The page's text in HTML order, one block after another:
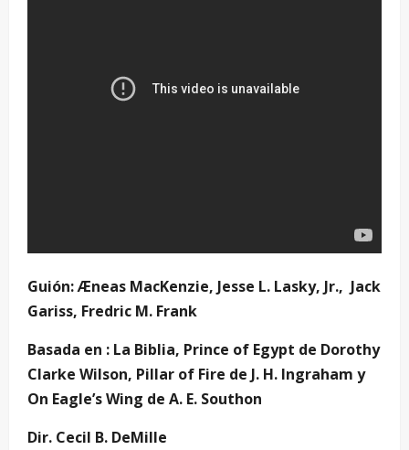
Guión: Æneas MacKenzie, Jesse L. Lasky, Jr., Jack
Gariss, Fredric M. Frank
Basada en : La Biblia, Prince of Egypt de Dorothy
Clarke Wilson, Pillar of Fire de J. H. Ingraham y
On Eagle’s Wing de A. E. Southon
Dir. Cecil B. DeMille